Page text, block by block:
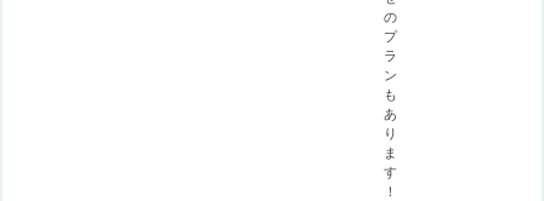
の
プ
ラ
ン
も
あ
り
ま
す
！